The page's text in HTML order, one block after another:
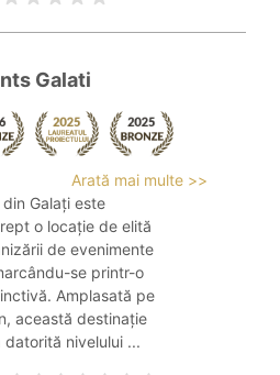
Galati
Arată mai multe >>
Galați este
o locație de elită
de evenimente
se printr-o
Amplasată pe
această destinație
datorită nivelului ...